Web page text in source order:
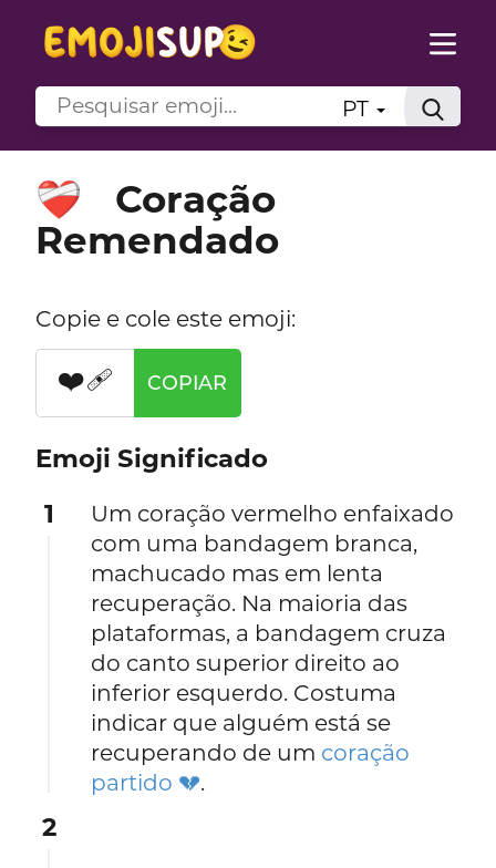
PT
❤️‍🩹
Coração
Remendado
Copie e cole este emoji:
❤️‍🩹 COPIAR
Emoji Significado
1
Um coração vermelho enfaixado
com uma bandagem branca,
machucado mas em lenta
recuperação. Na maioria das
plataformas, a bandagem cruza
do canto superior direito ao
inferior esquerdo. Costuma
indicar que alguém está se
recuperando de um coração
partido 💔.
2